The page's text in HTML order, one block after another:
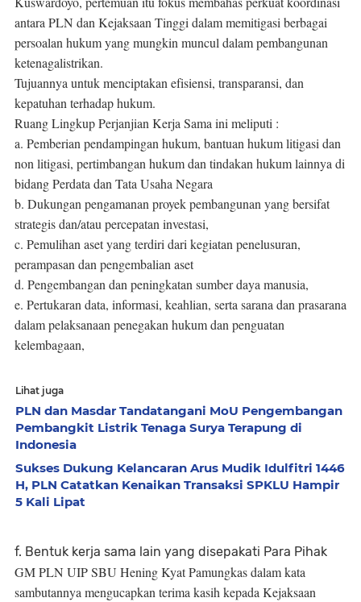
antara PLN dan Kejaksaan Tinggi dalam memitigasi berbagai
persoalan hukum yang mungkin muncul dalam pembangunan
ketenagalistrikan.
Tujuannya untuk menciptakan efisiensi, transparansi, dan
kepatuhan terhadap hukum.
Ruang Lingkup Perjanjian Kerja Sama ini meliputi :
a. Pemberian pendampingan hukum, bantuan hukum litigasi dan
non litigasi, pertimbangan hukum dan tindakan hukum lainnya di
bidang Perdata dan Tata Usaha Negara
b. Dukungan pengamanan proyek pembangunan yang bersifat
strategis dan/atau percepatan investasi,
c. Pemulihan aset yang terdiri dari kegiatan penelusuran,
perampasan dan pengembalian aset
d. Pengembangan dan peningkatan sumber daya manusia,
e. Pertukaran data, informasi, keahlian, serta sarana dan prasarana
dalam pelaksanaan penegakan hukum dan penguatan
kelembagaan,
Lihat juga
PLN dan Masdar Tandatangani MoU Pengembangan
Pembangkit Listrik Tenaga Surya Terapung di
Indonesia
Sukses Dukung Kelancaran Arus Mudik Idulfitri 1446
H, PLN Catatkan Kenaikan Transaksi SPKLU Hampir
5 Kali Lipat
f. Bentuk kerja sama lain yang disepakati Para Pihak
GM PLN UIP SBU Hening Kyat Pamungkas dalam kata
sambutannya mengucapkan terima kasih kepada Kejaksaan